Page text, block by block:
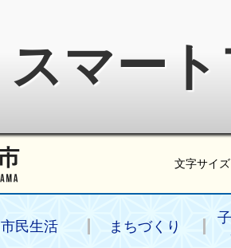
スマー
文字サイズ
市民生活 まちづくり